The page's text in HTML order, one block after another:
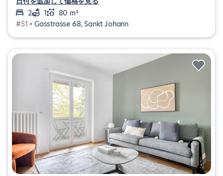
2
1
80 m²
#51 • Gasstrasse 68, Sankt Johann